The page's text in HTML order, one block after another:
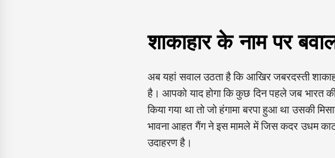
शाकाहार के नाम पर
अब यहां सवाल उठता है कि आखिर जबरदस्ती
है। आपको याद होगा कि कुछ दिन पहले जब भारत
किया गया था तो जो हंगामा बरपा हुआ था उसकी
भावना आहत गैंग ने इस मामले में जिस कदर उधम
उदाहरण है।